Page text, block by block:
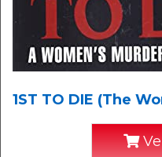
1ST TO DIE (The